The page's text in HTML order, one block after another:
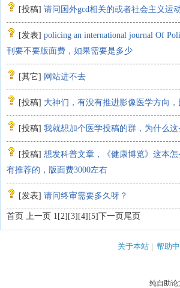
[投稿] 请问国外gcd相关的或者社会主义运
[发表] policing an international journal Of
刊要不要版面费，如果需要是多少
[其它] 网站进不去
[投稿] 大神们，有没有推进影像医学方向
[投稿] 我就想加个医学投稿的群，为什么这
[投稿] 想发科普文章，《健康博览》这本
有推荐的，版面费3000左右
[发表] 请问终审需要多久呀？
首页 上一页 1 [2] [3] [4] [5]下一页尾页
关于本站 | 帮助
纯自助